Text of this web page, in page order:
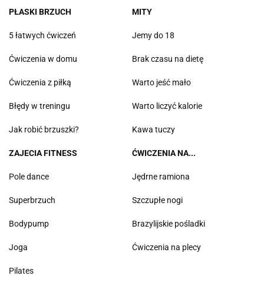
PŁASKI BRZUCH
5 łatwych ćwiczeń
Ćwiczenia w domu
Ćwiczenia z piłką
Błędy w treningu
Jak robić brzuszki?
MITY
Jemy do 18
Brak czasu na dietę
Warto jeść mało
Warto liczyć kalorie
Kawa tuczy
ZAJECIA FITNESS
Pole dance
Superbrzuch
Bodypump
Joga
Pilates
ĆWICZENIA NA...
Jędrne ramiona
Szczupłe nogi
Brazylijskie pośladki
Ćwiczenia na plecy